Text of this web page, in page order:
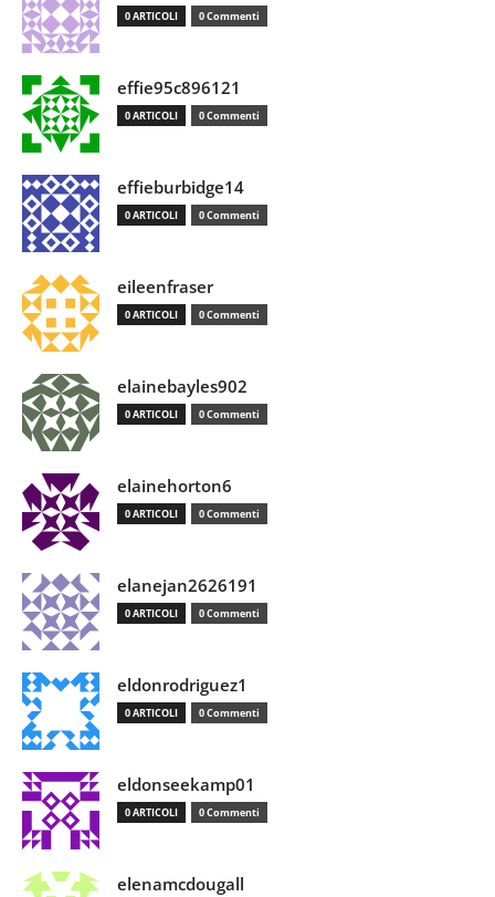
0 ARTICOLI 0 Commenti
effie95c896121
0 ARTICOLI 0 Commenti
effieburbidge14
0 ARTICOLI 0 Commenti
eileenfraser
0 ARTICOLI 0 Commenti
elainebayles902
0 ARTICOLI 0 Commenti
elainehorton6
0 ARTICOLI 0 Commenti
elanejan2626191
0 ARTICOLI 0 Commenti
eldonrodriguez1
0 ARTICOLI 0 Commenti
eldonseekamp01
0 ARTICOLI 0 Commenti
elenamcdougall